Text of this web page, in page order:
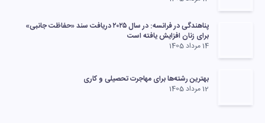
پناهندگی در فرانسه: در سال ۲۰۲۵ دریافت سند «حفاظت جانبی»
برای زنان افزایش یافته است
14 مرداد 1405
بهترین رشته‌ها برای مهاجرت تحصیلی و کاری
12 مرداد 1405